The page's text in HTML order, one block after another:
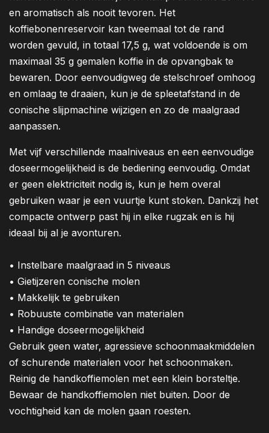
en aromatisch als nooit tevoren. Het
koffiebonenreservoir kan tweemaal tot de rand
worden gevuld, in totaal 17,5 g, wat voldoende is om
maximaal 35 g gemalen koffie in de opvangbak te
bewaren. Door eenvoudigweg de stelschroef omhoog
en omlaag te draaien, kun je de spleetafstand in de
conische slijpmachine wijzigen en zo de maalgraad
aanpassen.
Met vijf verschillende maalniveaus en een eenvoudige
doseermogelijkheid is de bediening eenvoudig. Omdat
er geen elektriciteit nodig is, kun je hem overal
gebruiken waar je een vuurtje kunt stoken. Dankzij het
compacte ontwerp past hij in elke rugzak en is hij
ideaal bij al je avonturen.
• Instelbare maalgraad in 5 niveaus
• Gietijzeren conische molen
• Makkelijk te gebruiken
• Robuuste combinatie van materialen
• Handige doseermogelijkheid
Gebruik geen water, agressieve schoonmaakmiddelen
of schurende materialen voor het schoonmaken.
Reinig de handkoffiemolen met een klein borsteltje.
Bewaar de handkoffiemolen niet buiten. Door de
vochtigheid kan de molen gaan roesten.